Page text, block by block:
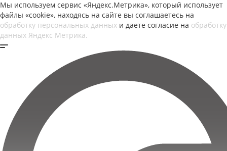
Мы используем сервис «Яндекс.Метрика», который использует
файлы «cookie», находясь на сайте вы соглашаетесь на
обработку персональных данных и даете согласие на обработку
данных Яндекс Метрика.